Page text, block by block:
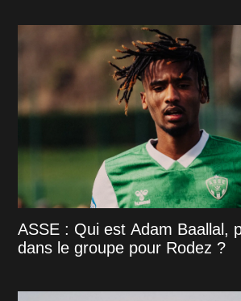
ASSE : Qui est Adam Baallal,
dans le groupe pour Rodez ?